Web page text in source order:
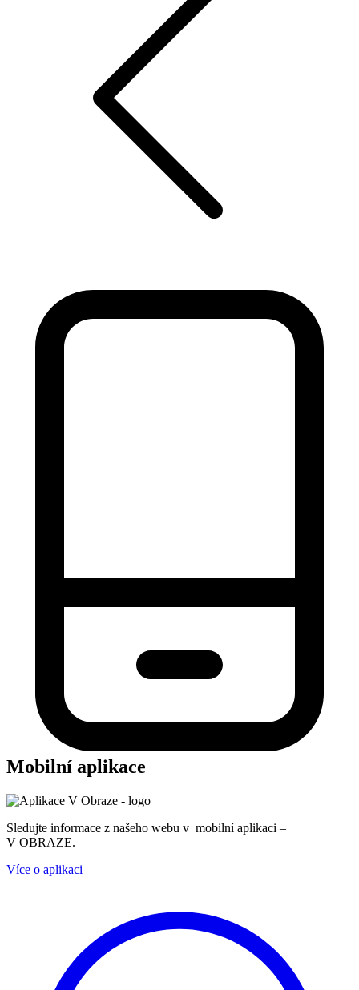
Mobilní aplikace
Sledujte informace z našeho webu v mobilní aplikaci –
V OBRAZE.
Více o aplikaci